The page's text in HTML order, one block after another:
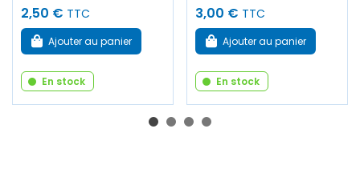
2,50 € TTC
Ajouter au panier
En stock
3,00 € TTC
Ajouter au panier
En stock